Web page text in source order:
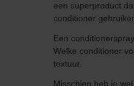
een superproduct
conditioner
Een
Welke conditioner
textuur.
Misschien heb je